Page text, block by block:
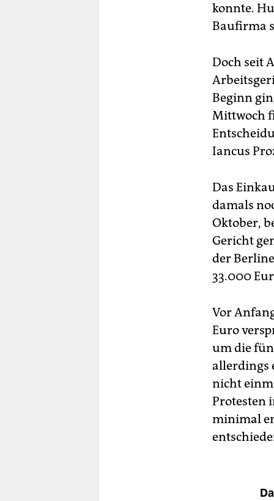
konnte.
Baufirma
Doch seit
Beginn
Mittwoch
Iancus
Das
damals
Oktober,
Gericht
der
33.000
Vor
Euro
um die
allerdings
nicht
Protesten
minimal